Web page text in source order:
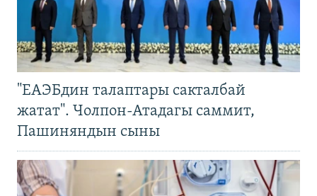
"ЕАЭБдин талаптары сакталбай
жатат". Чолпон-Атадагы саммит,
Пашиняндын сыны